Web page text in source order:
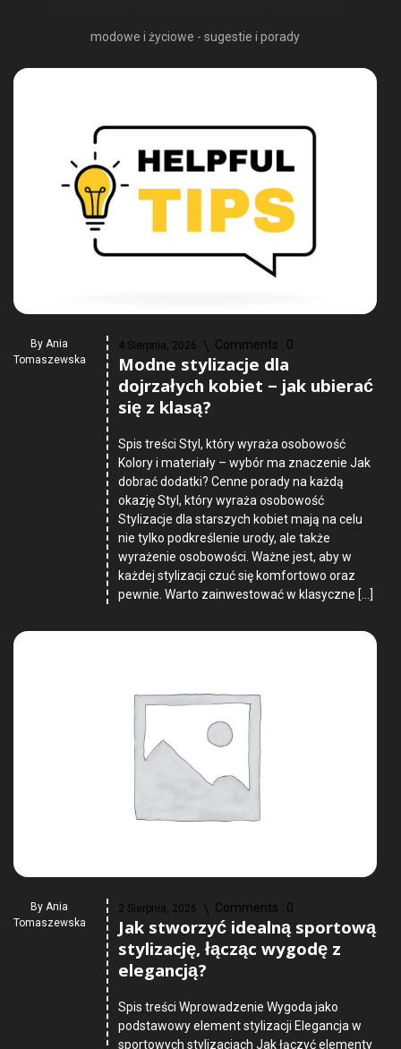
modowe i życiowe - sugestie i porady
By Ania
Tomaszewska
4 Sierpnia, 2026 Comments : 0
Modne stylizacje dla
dojrzałych kobiet – jak ubierać
się z klasą?
Spis treści Styl, który wyraża osobowość
Kolory i materiały – wybór ma znaczenie Jak
dobrać dodatki? Cenne porady na każdą
okazję Styl, który wyraża osobowość
Stylizacje dla starszych kobiet mają na celu
nie tylko podkreślenie urody, ale także
wyrażenie osobowości. Ważne jest, aby w
każdej stylizacji czuć się komfortowo oraz
pewnie. Warto zainwestować w klasyczne […]
By Ania
Tomaszewska
2 Sierpnia, 2026 Comments : 0
Jak stworzyć idealną sportową
stylizację, łącząc wygodę z
elegancją?
Spis treści Wprowadzenie Wygoda jako
podstawowy element stylizacji Elegancja w
sportowych stylizacjach Jak łączyć elementy